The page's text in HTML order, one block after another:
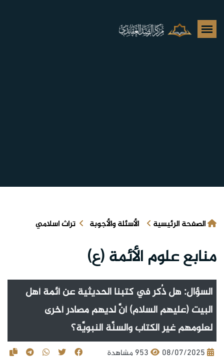
الصفحة الرئيسية الأسئلة والأجوبة تراث اسلامي
منابع علوم الأئمة (ع)
السؤال: هل ذُكر في كتبنا الحديثية عن أئمة أهل
البيت (عليهم السلام) أنَّ لديهم مصادر أخرى
لعلومهم غير الكتاب والسنَّة النبويَّة؟
08/07/2025 953 مشاهدة